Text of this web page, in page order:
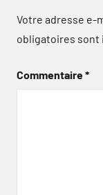
Votre adresse e-
obligatoires sont
Commentaire*